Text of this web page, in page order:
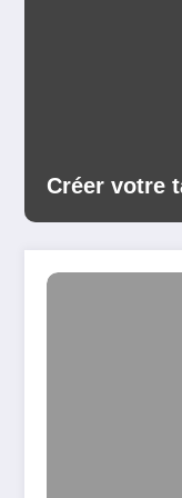
Créer votre